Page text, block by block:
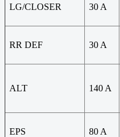
LG/CLOSER 30 A
RR DEF 30 A
ALT 140 A
EPS 80 A